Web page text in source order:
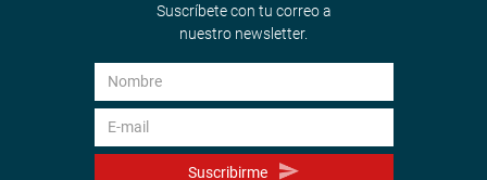
Suscríbete con tu correo a
nuestro newsletter.
Suscribirme